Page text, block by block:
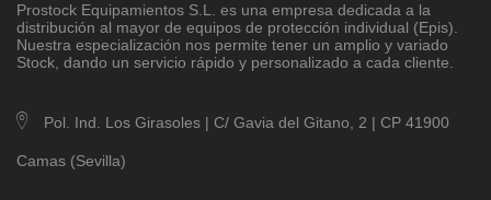
Prostock Equipamientos S.L
. es una empresa dedicada a la
distribución al mayor de equipos de protección individual (Epis).
Nuestra especialización nos permite tener un amplio y variado
Stock, dando un servicio rápido y personalizado a cada cliente.
Pol. Ind. Los Girasoles | C/ Gavia del Gitano, 2 | CP 41900
Camas (Sevilla)